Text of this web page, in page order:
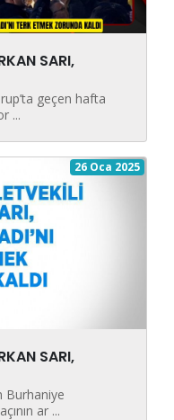
SARI,
geçen hafta
...
26 Oca 2025
SARI,
Burhaniye
ar ...